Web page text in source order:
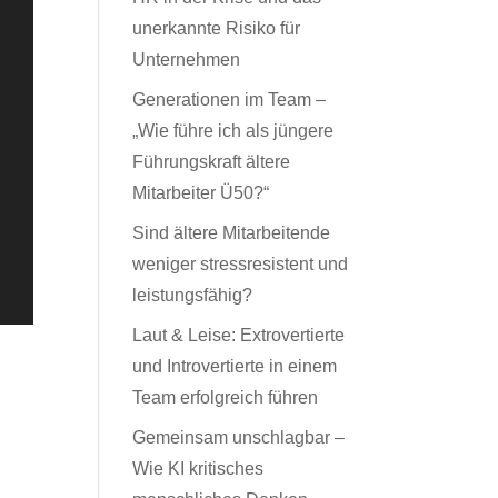
unerkannte Risiko für
Unternehmen
Generationen im Team –
„Wie führe ich als jüngere
Führungskraft ältere
Mitarbeiter Ü50?“
Sind ältere Mitarbeitende
weniger stressresistent und
leistungsfähig?
Laut & Leise: Extrovertierte
und Introvertierte in einem
Team erfolgreich führen
Gemeinsam unschlagbar –
Wie KI kritisches